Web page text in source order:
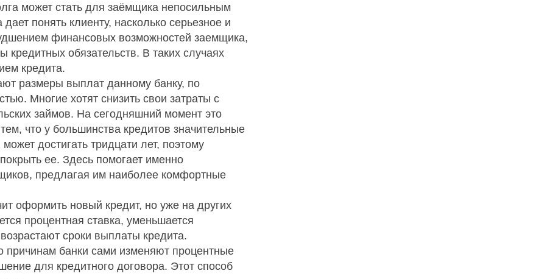
может стать для заёмщика непосильным
понять клиенту, насколько серьезное и
финансовых возможностей заемщика,
кредитных обязательств. В таких случаях
кредита.
размеры выплат данному банку, по
Многие хотят снизить свои затраты с
займов. На сегодняшний момент это
что у большинства кредитов значительные
достигать тридцати лет, поэтому
ее. Здесь помогает именно
предлагая им наиболее комфортные
оформить новый кредит, но уже на других
процентная ставка, уменьшается
сроки выплаты кредита.
причинам банки сами изменяют процентные
для кредитного договора. Этот способ